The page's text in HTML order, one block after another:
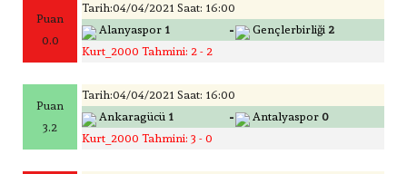
Puan
0.0
Tarih:04/04/2021 Saat: 16:00
Alanyaspor 1 - Gençlerbirliği 2
Kurt_2000 Tahmini: 2 - 2
Puan
3.2
Tarih:04/04/2021 Saat: 16:00
Ankaragücü 1 - Antalyaspor 0
Kurt_2000 Tahmini: 3 - 0